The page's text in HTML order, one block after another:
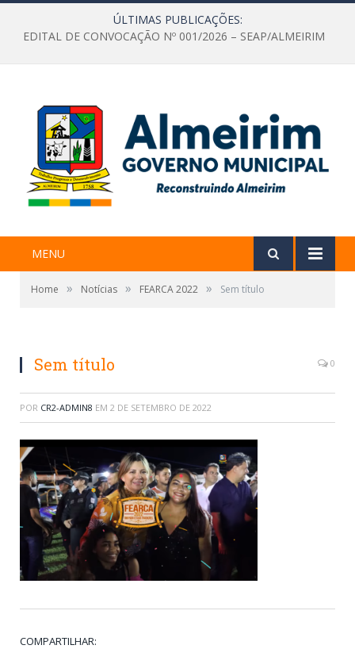
ÚLTIMAS PUBLICAÇÕES:
EDITAL DE CONVOCAÇÃO Nº 001/2026 – SEAP/ALMEIRIM
MENU
Home » Notícias » FEARCA 2022 » Sem título
Sem título 0
POR CR2-ADMIN8 EM 2 DE SETEMBRO DE 2022
COMPARTILHAR: